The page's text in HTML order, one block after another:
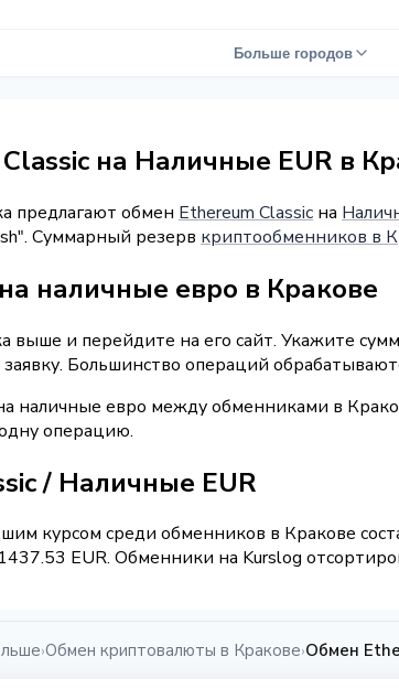
Больше городов
на Наличные EUR в
предлагают обмен Ethereum Classic на
Суммарный резерв криптообменников в
наличные евро в Кракове
выше и перейдите на его сайт. Укажите
Большинство операций
наличные евро между обменниками в
операцию.
/ Наличные EUR
курсом среди обменников в Кракове
EUR. Обменники на Kurslog
›Обмен криптовалюты в Кракове›Обмен